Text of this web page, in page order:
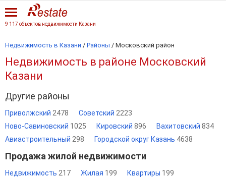
9 117 объектов недвижимости Казани
Недвижимость в Казани / Районы / Московский район
Недвижимость в районе Московский
Казани
Другие районы
Приволжский 2478 Советский 2223
Ново-Савиновский 1025 Кировский 896 Вахитовский 834
Авиастроительный 298 Городской округ Казань 4638
Продажа жилой недвижимости
Недвижимость 217 Жилая 199 Квартиры 199